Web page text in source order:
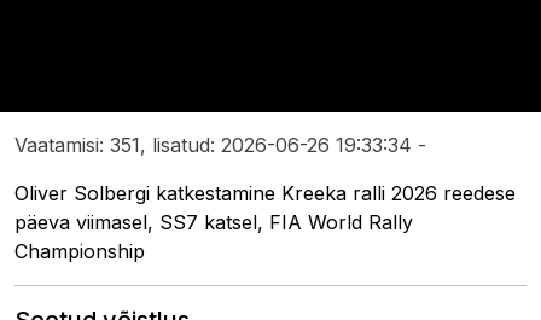
Vaatamisi: 351, lisatud: 2026-06-26 19:33:34 -
Oliver Solbergi katkestamine Kreeka ralli 2026 reedese
päeva viimasel, SS7 katsel, FIA World Rally
Championship